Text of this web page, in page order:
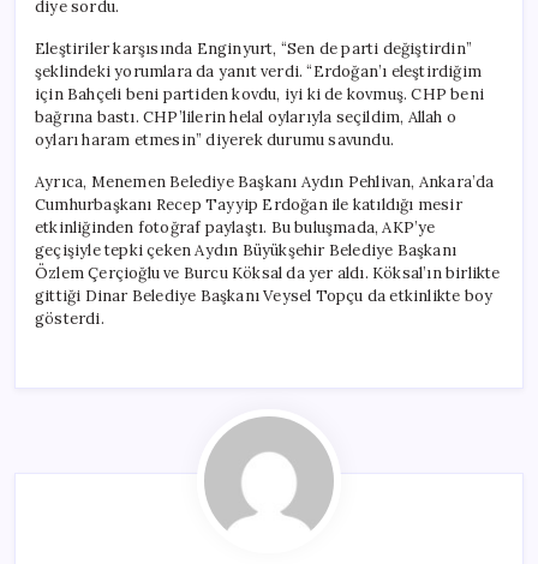
diye sordu.
Eleştiriler karşısında Enginyurt, “Sen de parti değiştirdin”
şeklindeki yorumlara da yanıt verdi. “Erdoğan’ı eleştirdiğim
için Bahçeli beni partiden kovdu, iyi ki de kovmuş. CHP beni
bağrına bastı. CHP’lilerin helal oylarıyla seçildim, Allah o
oyları haram etmesin” diyerek durumu savundu.
Ayrıca, Menemen Belediye Başkanı Aydın Pehlivan, Ankara’da
Cumhurbaşkanı Recep Tayyip Erdoğan ile katıldığı mesir
etkinliğinden fotoğraf paylaştı. Bu buluşmada, AKP’ye
geçişiyle tepki çeken Aydın Büyükşehir Belediye Başkanı
Özlem Çerçioğlu ve Burcu Köksal da yer aldı. Köksal’ın birlikte
gittiği Dinar Belediye Başkanı Veysel Topçu da etkinlikte boy
gösterdi.